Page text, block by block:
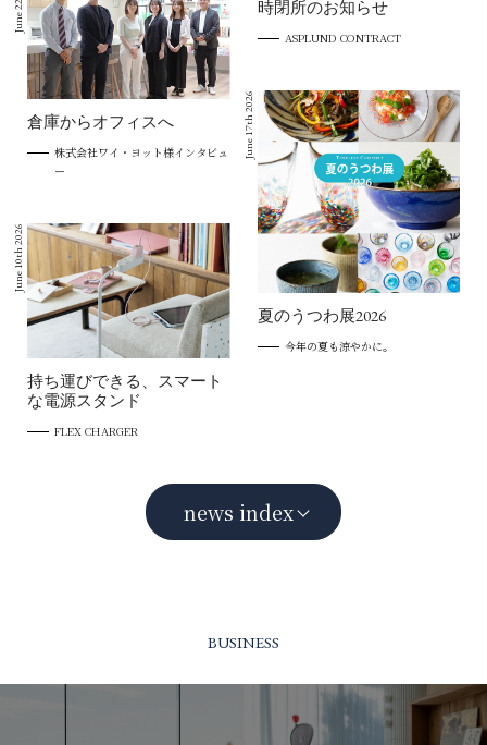
時閉所のお知らせ
ASPLUND CONTRACT
倉庫からオフィスへ
株式会社ワイ・ヨット様インタビュ
ー
June 17th 2026
夏のうつわ展2026
今年の夏も涼やかに。
June 10th 2026
持ち運びできる、スマート
な電源スタンド
FLEX CHARGER
news index
BUSINESS